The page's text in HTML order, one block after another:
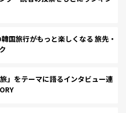
国旅行がもっと楽しくなる 旅先・
」をテーマに語るインタビュー連